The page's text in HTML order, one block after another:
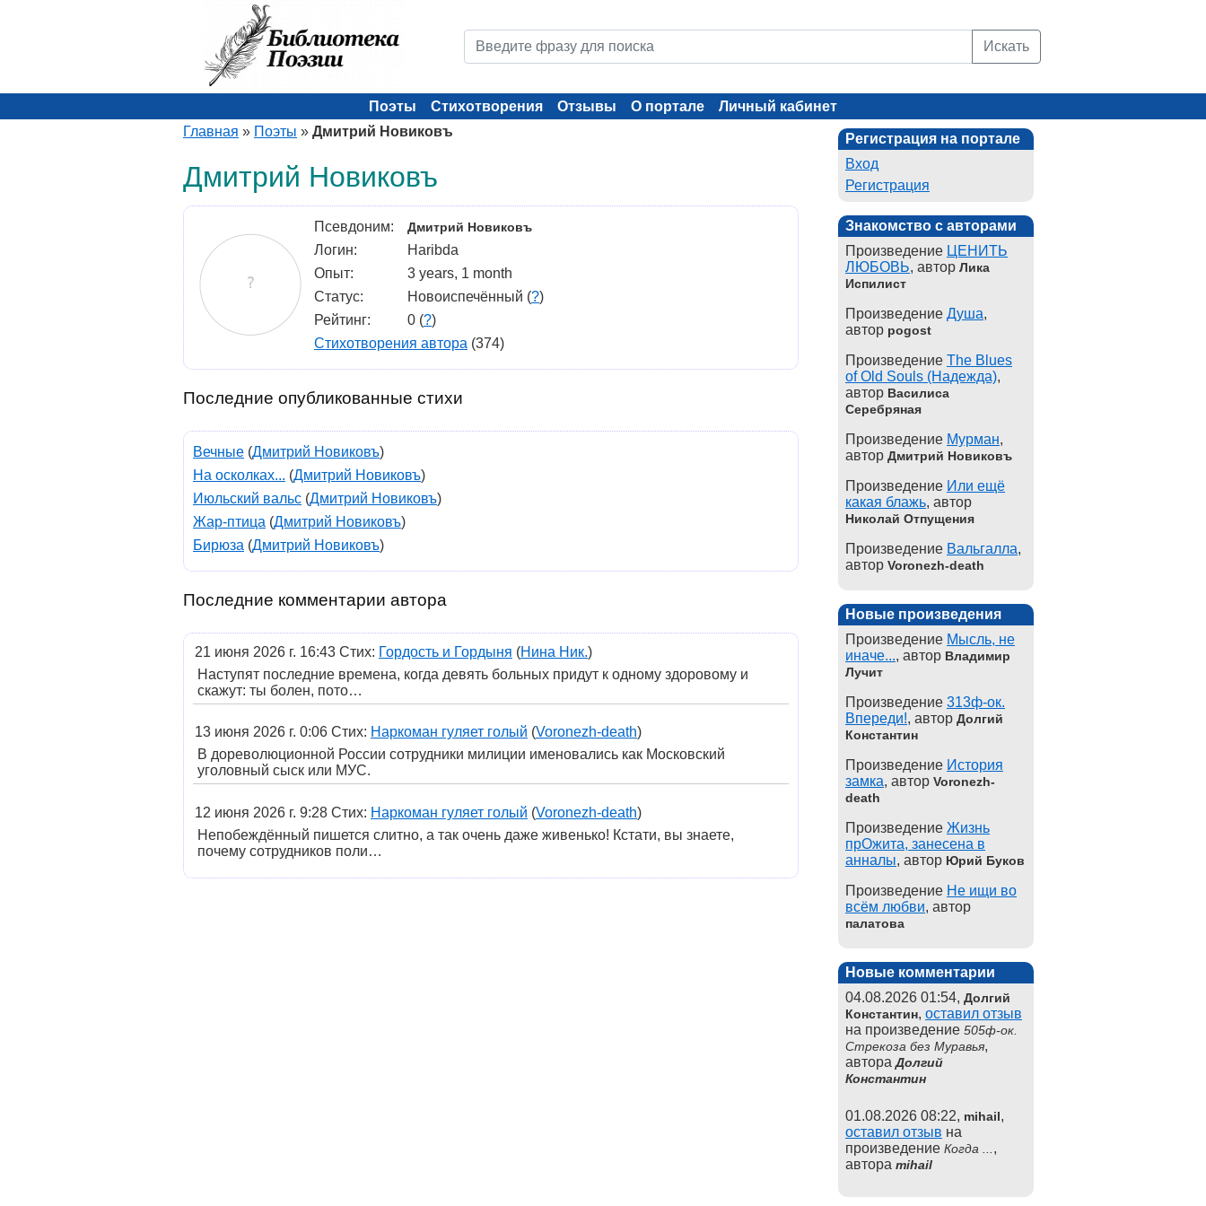
Искать
Поэты Стихотворения Отзывы О портале
Личный кабинет
Главная » Поэты » Дмитрий Новиковъ
Дмитрий Новиковъ
Псевдоним: Дмитрий Новиковъ
Логин:
Haribda
Опыт:
3 years, 1 month
Статус:
Новоиспечённый (?)
Рейтинг:
0 (?)
Стихотворения автора (374)
Последние опубликованные стихи
Вечные (Дмитрий Новиковъ)
На осколках... (Дмитрий Новиковъ)
Июльский вальс (Дмитрий Новиковъ)
Жар-птица (Дмитрий Новиковъ)
Бирюза (Дмитрий Новиковъ)
Последние комментарии автора
21 июня 2026 г. 16:43 Стих: Гордость и Гордыня (Нина Ник.)
Наступят последние времена, когда девять больных придут к одному здоровому и
скажут: ты болен, пото…
13 июня 2026 г. 0:06 Стих: Наркоман гуляет голый (Voronezh-death)
В дореволюционной России сотрудники милиции именовались как Московский
уголовный сыск или МУС.
12 июня 2026 г. 9:28 Стих: Наркоман гуляет голый (Voronezh-death)
Непобеждённый пишется слитно, а так очень даже живенько! Кстати, вы знаете,
почему сотрудников поли…
Регистрация на портале
Вход
Регистрация
Знакомство с авторами
Произведение ЦЕНИТЬ
ЛЮБОВЬ, автор Лика
Испилист
Произведение Душа,
автор pogost
Произведение The Blues
of Old Souls (Надежда),
автор Василиса
Серебряная
Произведение Мурман,
автор Дмитрий Новиковъ
Произведение Или ещё
какая блажь, автор
Николай Отпущения
Произведение Вальгалла,
автор Voronezh-death
Новые произведения
Произведение Мысль, не
иначе..., автор Владимир
Лучит
Произведение 313ф-ок.
Впереди!, автор Долгий
Константин
Произведение История
замка, автор Voronezh-
death
Произведение Жизнь
прОжита, занесена в
анналы, автор Юрий Буков
Произведение Не ищи во
всём любви, автор
палатова
Новые комментарии
04.08.2026 01:54, Долгий
Константин, оставил отзыв
на произведение 505ф-ок.
Стрекоза без Муравья,
автораДолгий
Константин
01.08.2026 08:22, mihail,
оставил отзыв на
произведение Когда ... ,
автора mihail